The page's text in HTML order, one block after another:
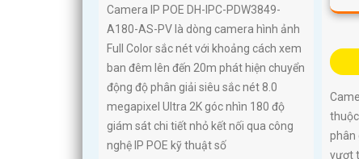
Camera IP POE DH-IPC-PDW3849-
A180-AS-PV là dòng camera hình ảnh
Full Color sắc nét với khoảng cách xem
ban đêm lên đến 20m phát hiện chuyển
động độ phân giải siêu sắc nét 8.0
megapixel Ultra 2K góc nhìn 180 độ
giám sát chi tiết nhỏ kết nối qua công
nghệ IP POE kỹ thuật số
phân
vượt